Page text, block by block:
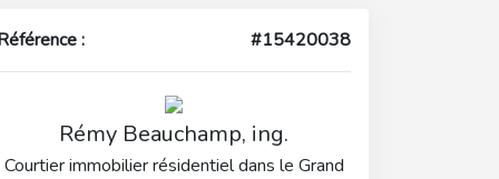
: #15420038
Rémy Beauchamp, ing.
Courtier immobilier résidentiel dans le Grand